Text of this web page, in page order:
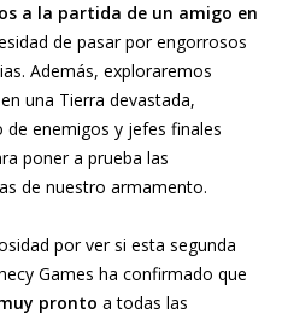
a la partida de un amigo en
de pasar por engorrosos
Además, exploraremos
en una Tierra devastada,
enemigos y jefes finales
poner a prueba las
de nuestro armamento.
por ver si esta segunda
Games ha confirmado que
pronto a todas las